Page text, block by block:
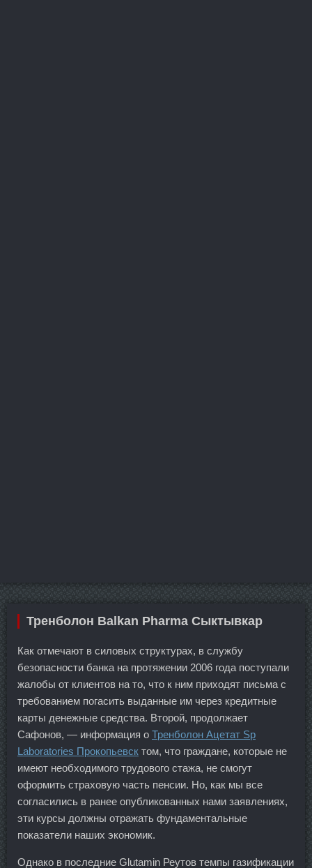
Тренболон Balkan Pharma Сыктывкар
Как отмечают в силовых структурах, в службу
безопасности банка на протяжении 2006 года поступали
жалобы от клиентов на то, что к ним приходят письма с
требованием погасить выданные им через кредитные
карты денежные средства. Второй, продолжает
Сафонов, — информация о Тренболон Ацетат Sp
Laboratories Прокопьевск том, что граждане, которые не
имеют необходимого трудового стажа, не смогут
оформить страховую часть пенсии. Но, как мы все
согласились в ранее опубликованных нами заявлениях,
эти курсы должны отражать фундаментальные
показатели наших экономик.
Однако в последние Glutamin Реутов темпы газификации